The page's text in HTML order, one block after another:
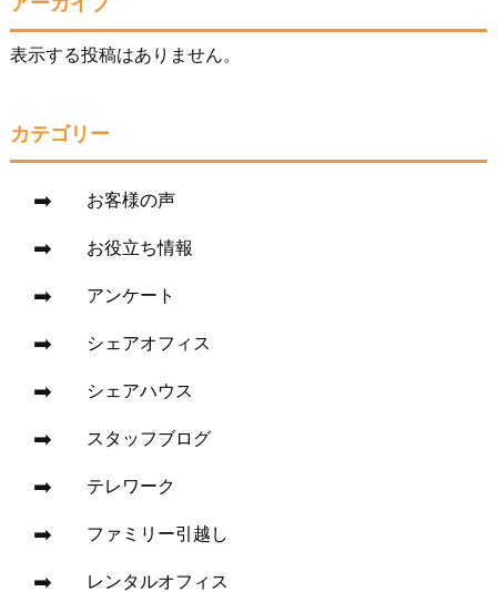
表示する投稿はありません。
カテゴリー
お客様の声
お役立ち情報
アンケート
シェアオフィス
シェアハウス
スタッフブログ
テレワーク
ファミリー引越し
レンタルオフィス